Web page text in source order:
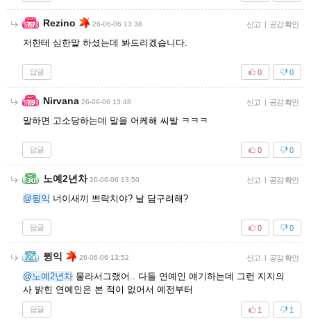
Rezino 26-06-06 13:38 신고 | 공감 확인
저한테 심한말 하셨는데 봐드리겠습니다.
답글 0
0
Nirvana 26-06-06 13:48 신고 | 공감 확인
말하면 고소당하는데 말을 어케해 씨발 ㅋㅋㅋ
답글 0
0
노예2년차 26-06-06 13:50 신고 | 공감 확인
@뮝익 너이새끼 쁘락치야? 날 담구려해?
답글 0
0
뮝익 26-06-06 13:52 신고 | 공감 확인
@노예2년차 물라서그랬어.. 다들 연예인 얘기하는데 그런 지지의
사 밝힌 연예인은 본 적이 없어서 예전부터
답글 1
1